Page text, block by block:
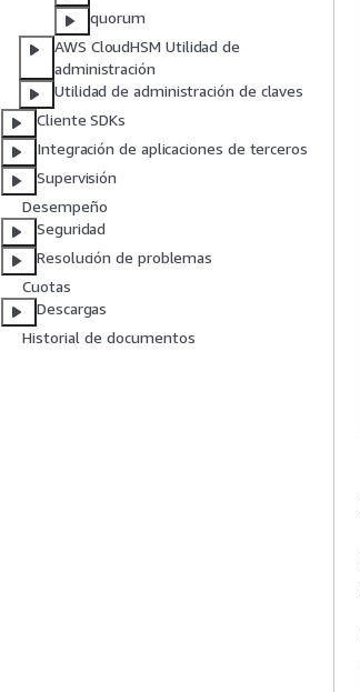
quorum
AWS CloudHSM Utilidad de
administración
Utilidad de administración de claves
Cliente SDKs
Integración de aplicaciones de terceros
Supervisión
Desempeño
Seguridad
Resolución de problemas
Cuotas
Descargas
Historial de documentos